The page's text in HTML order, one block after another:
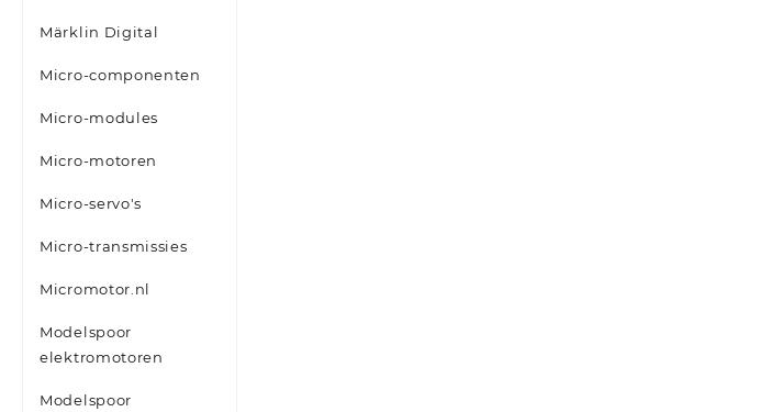
Märklin Digital
Micro-componenten
Micro-modules
Micro-motoren
Micro-servo's
Micro-transmissies
Micromotor.nl
Modelspoor
elektromotoren
Modelspoor